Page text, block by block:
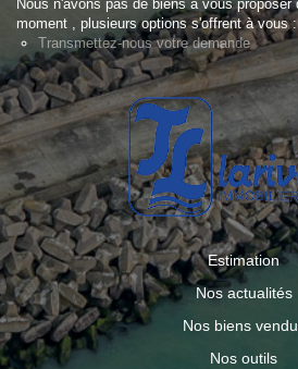
Nous n'avons pas de biens à vous
moment , plusieurs options s'offrent à vous :
Transmettez-nous votre demande
Estimation
Nos actualités
Nos biens
Nos outils